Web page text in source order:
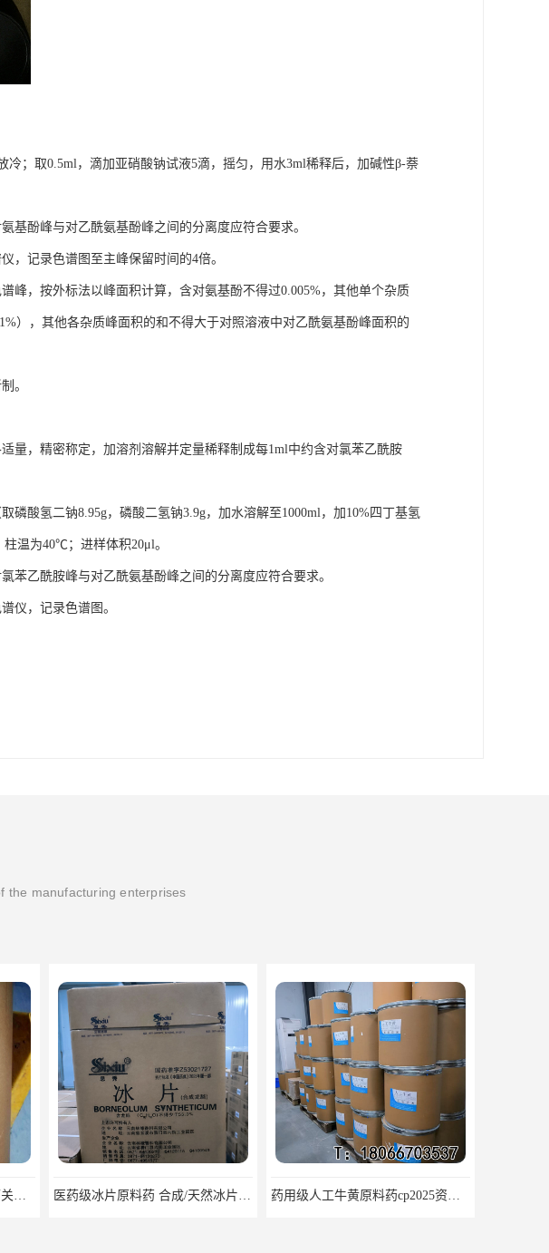
冷；取0.5ml，滴加亚硝酸钠试液5滴，摇匀，用水3ml稀释后，加碱性β-萘
基酚峰与对乙酰氨基酚峰之间的分离度应符合要求。
，记录色谱图至主峰保留时间的4倍。
峰，按外标法以峰面积计算，含对氨基酚不得过0.005%，其他单个杂质
），其他各杂质峰面积的和不得大于对照溶液中对乙酰氨基酚峰面积的
。
量，精密称定，加溶剂溶解并定量稀释制成每1ml中约含对氯苯乙酰胺
酸氢二钠8.95g，磷酸二氢钠3.9g，加水溶解至1000ml，加10%四丁基氢
温为40℃；进样体积20μl。
苯乙酰胺峰与对乙酰氨基酚峰之间的分离度应符合要求。
仪，记录色谱图。
the manufacturing enterprises
医药级冰片原料药 合成/天然冰片药典标准原料 药用级人工牛黄原料药cp2025资质齐全 医用级辅料药海藻酸钠CDE备案GMP COA质检